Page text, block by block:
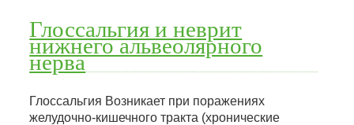
Глоссальгия и неврит
нижнего альвеолярного
нерва
Глоссальгия Возникает при поражениях
желудочно-кишечного тракта (хронические